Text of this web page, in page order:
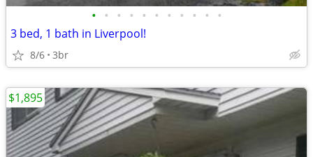
• • • • • • • • • • •
3 bed, 1 bath in Liverpool!
8/6 3br
$1,895